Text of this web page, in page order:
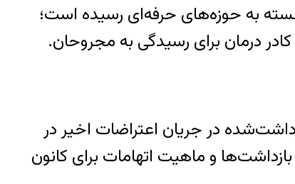
به حوزه‌های حرفه‌ای رسیده است؛
درمان برای رسیدگی به مجروحان.
در جریان اعتراضات اخیر در
و ماهیت اتهامات برای کانون